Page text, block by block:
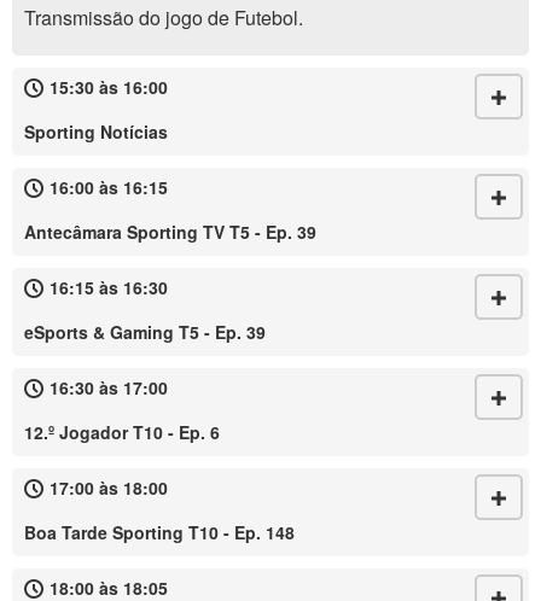
Transmissão do jogo de Futebol.
15:30 às 16:00
Sporting Notícias
16:00 às 16:15
Antecâmara Sporting TV T5 - Ep. 39
16:15 às 16:30
eSports & Gaming T5 - Ep. 39
16:30 às 17:00
12.º Jogador T10 - Ep. 6
17:00 às 18:00
Boa Tarde Sporting T10 - Ep. 148
18:00 às 18:05